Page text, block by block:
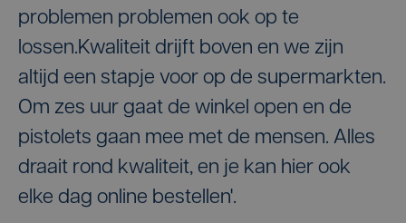
problemen problemen ook op te
lossen.Kwaliteit drijft boven en we zijn
altijd een stapje voor op de supermarkten.
Om zes uur gaat de winkel open en de
pistolets gaan mee met de mensen. Alles
draait rond kwaliteit, en je kan hier ook
elke dag online bestellen'.